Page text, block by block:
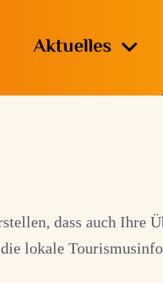
Aktuelles
dass auch Ihre
lokale